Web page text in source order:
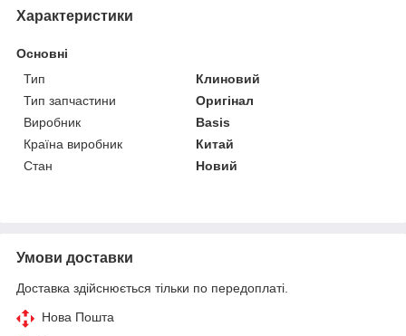
Характеристики
Основні
Тип
Клиновий
Тип запчастини
Оригінал
Виробник
Basis
Країна виробник
Китай
Стан
Новий
Умови доставки
Доставка здійснюється тільки по передоплаті.
Нова Пошта